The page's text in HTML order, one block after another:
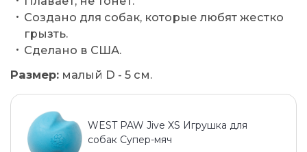
Создано для собак, которые любят жестко
грызть.
Сделано в США.
Размер: малый D - 5 см.
WEST PAW Jive XS Игрушка для
собак Супер-мяч